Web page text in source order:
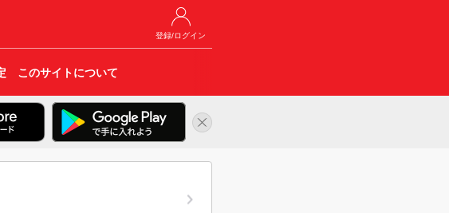
登録/ログイン
このサイトについて